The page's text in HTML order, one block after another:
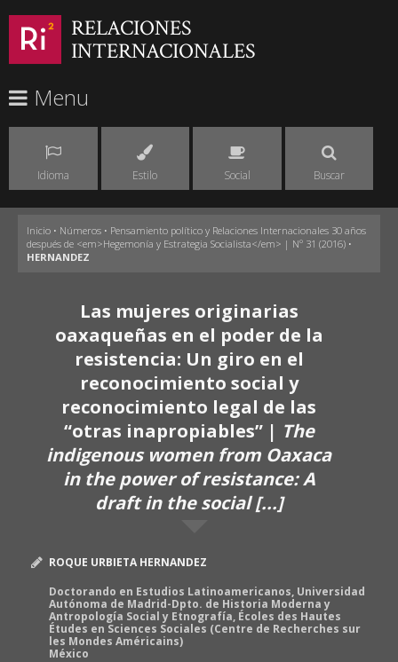
RELACIONES
INTERNACIONALES
Menu
Idioma Estilo Social Buscar
Inicio • Números • Pensamiento político y Relaciones Internacionales 30 años
después de <em>Hegemonía y Estrategia Socialista</em> | Nº 31 (2016) •
HERNANDEZ
Las mujeres originarias
oaxaqueñas en el poder de la
resistencia: Un giro en el
reconocimiento social y
reconocimiento legal de las
“otras inapropiables” | The
indigenous women from Oaxaca
in the power of resistance: A
draft in the social [...]
ROQUE URBIETA HERNANDEZ
Doctorando en Estudios Latinoamericanos, Universidad
Autónoma de Madrid-Dpto. de Historia Moderna y
Antropología Social y Etnografía, Écoles des Hautes
Études en Sciences Sociales (Centre de Recherches sur
les Mondes Américains)
México